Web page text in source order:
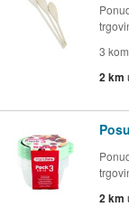
3 kom
2 km
2 km